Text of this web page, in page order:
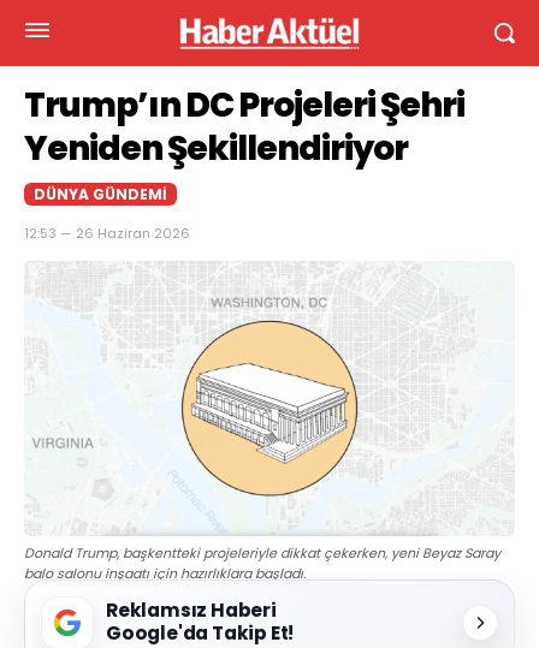
Trump’ın DC Projeleri Şehri
Yeniden Şekillendiriyor
DÜNYA GÜNDEMI
12:53 — 26 Haziran 2026
Donald Trump, başkentteki projeleriyle dikkat çekerken, yeni Beyaz Saray
balo salonu inşaatı için hazırlıklara başladı.
Reklamsız Haberi
Google'da Takip Et!